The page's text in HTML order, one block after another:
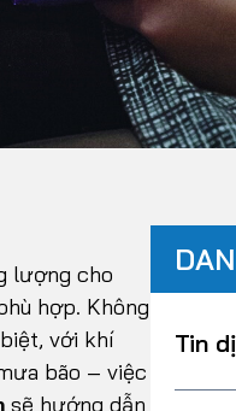
lượng cho
hợp. Không
với khí
bão – việc
sẽ hướng dẫn
Tin